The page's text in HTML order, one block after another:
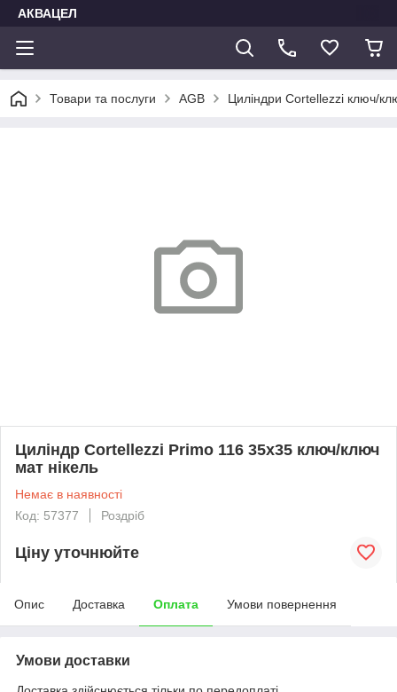
АКВАЦЕЛ
Товари та послуги AGB Циліндри Cortellezzi ключ/
Циліндр Cortellezzi Primo 116 35x35 ключ/ключ
мат нікель
Немає в наявності
Код: 57377
Роздріб
Ціну уточнюйте
Опис Доставка Оплата Умови повернення
Умови доставки